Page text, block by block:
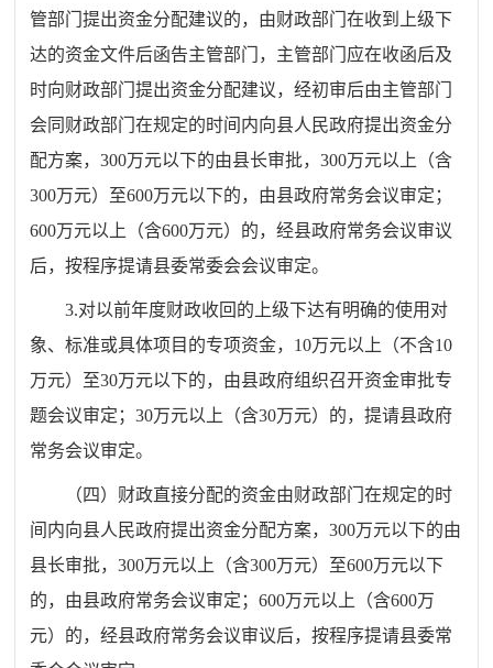
管部门提出资金分配建议的，由财政部门在收到上级下
达的资金文件后函告主管部门，主管部门应在收函后及
时向财政部门提出资金分配建议，经初审后由主管部门
会同财政部门在规定的时间内向县人民政府提出资金分
配方案，300万元以下的由县长审批，300万元以上（含
300万元）至600万元以下的，由县政府常务会议审定；
600万元以上（含600万元）的，经县政府常务会议审议
后，按程序提请县委常委会会议审定。
3.对以前年度财政收回的上级下达有明确的使用对
象、标准或具体项目的专项资金， 10万元以上（不含10
万元）至30万元以下的，由县政府组织召开资金审批专
题会议审定；30万元以上（含30万元）的，提请县政府
常务会议审定。
（四）财政直接分配的资金由财政部门在规定的时
间内向县人民政府提出资金分配方案，300万元以下的由
县长审批，300万元以上（含300万元）至600万元以下
的，由县政府常务会议审定；600万元以上（含600万
元）的，经县政府常务会议审议后，按程序提请县委常